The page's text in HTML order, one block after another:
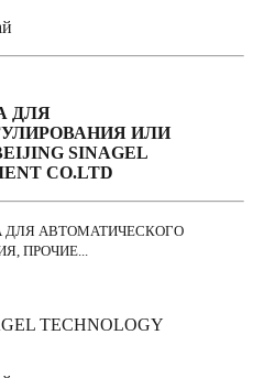
ДЛЯ
ИЛИ
SINAGEL
CO.LTD
ДЛЯ АВТОМАТИЧЕСКОГО
ПРОЧИЕ...
TECHNOLOGY